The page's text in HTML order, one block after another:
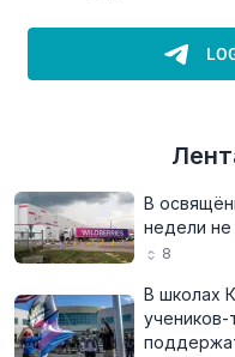
В
недели не
8
В школах